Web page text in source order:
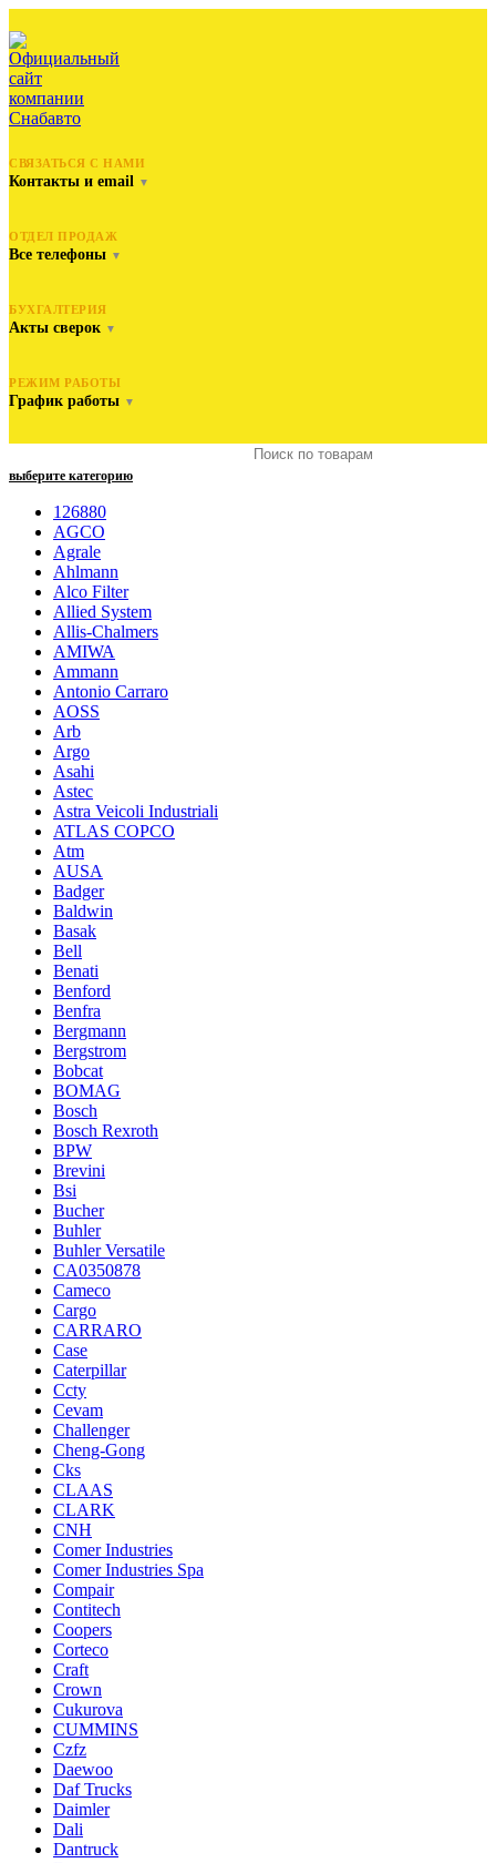
СВЯЗАТЬСЯ С НАМИ
Контакты и email ▼
ОТДЕЛ ПРОДАЖ
Все телефоны ▼
БУХГАЛТЕРИЯ
Акты сверок ▼
РЕЖИМ РАБОТЫ
График работы ▼
выберите категорию
126880
AGCO
Agrale
Ahlmann
Alco Filter
Allied System
Allis-Chalmers
AMIWA
Ammann
Antonio Carraro
AOSS
Arb
Argo
Asahi
Astec
Astra Veicoli Industriali
ATLAS COPCO
Atm
AUSA
Badger
Baldwin
Basak
Bell
Benati
Benford
Benfra
Bergmann
Bergstrom
Bobcat
BOMAG
Bosch
Bosch Rexroth
BPW
Brevini
Bsi
Bucher
Buhler
Buhler Versatile
CA0350878
Cameco
Cargo
CARRARO
Case
Caterpillar
Ccty
Cevam
Challenger
Cheng-Gong
Cks
CLAAS
CLARK
CNH
Comer Industries
Comer Industries Spa
Compair
Contitech
Coopers
Corteco
Craft
Crown
Cukurova
CUMMINS
Czfz
Daewoo
Daf Trucks
Daimler
Dali
Dantruck